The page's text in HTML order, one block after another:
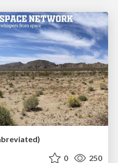
0 250